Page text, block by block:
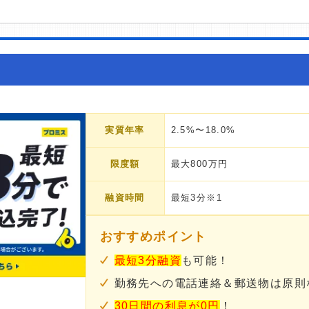
実質年率 2.5%〜18.0%
限度額 最大800万円
融資時間 最短3分※1
おすすめポイント
最短3分融資 も可能！
勤務先への電話連絡＆郵送物は原則
30日間の利息が0円
！